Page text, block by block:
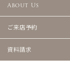
About Us
ご来店予約
資料請求